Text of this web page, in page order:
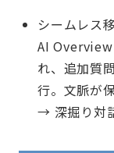
シームレス
AI Overview
れ、追加質
行。文脈が
→ 深掘り対